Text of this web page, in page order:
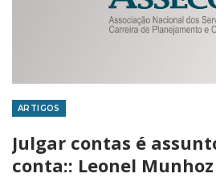
ARTIGOS
Julgar contas é
conta:: Leonel